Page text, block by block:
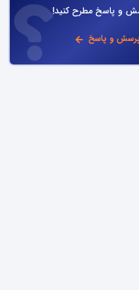
و پاسخ مطرح کنید!
و پاسخ